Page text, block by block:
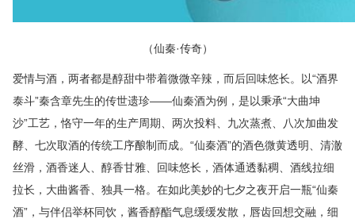
（仙秦·传奇）
爱情与酒，两者都是醇甜中带着微微辛辣，而后回味悠长。以“酒界
泰斗”秦含章先生的传世遗珍——仙秦酒为例，是以秉承“大曲坤
沙”工艺，恪守一年的生产周期、两次投料、九次蒸煮、八次加曲发
酵、七次取酒的传统工序酿制而成。“仙秦酒”的酒色微黄透明、清澈
丝滑，酒香迷人、醇香甘雅、回味悠长，酒体通透黏稠、酒线拉细
拉长，大曲酱香、独具一格。在如此美妙的七夕之夜开启一瓶“仙秦
酒”，与伴侣举杯同饮，酱香醇酯气息缓缓发散，唇齿回想交融，细